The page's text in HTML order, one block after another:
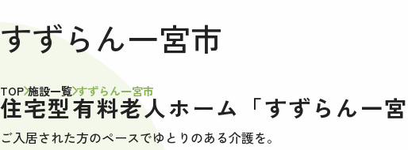
すずらん一宮市
TOP 施設一覧 すずらん一宮市
住宅型有料老人ホーム「すずらん一
ご入居された方のペースでゆとりのある介護を。